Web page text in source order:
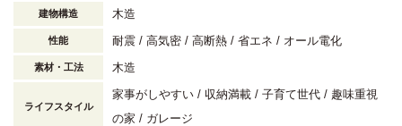
建物構造 木造
性能 耐震 高気密 高断熱 省エネ オール電化
素材・工法 木造
ライフスタイル
家事がしやすい 収納満載 子育て世代
趣味重視
の家
ガレージ